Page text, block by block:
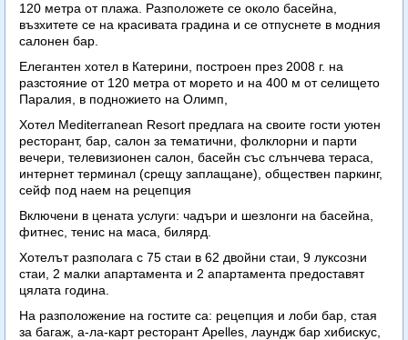
120 метра от плажа. Разположете се около басейна,
възхитете се на красивата градина и се отпуснете в модния
салонен бар.
Елегантен хотел в Катерини, построен през 2008 г. на
разстояние от 120 метра от морето и на 400 м от селището
Паралия, в подножието на Олимп,
Хотел Mediterranean Resort предлага на своите гости уютен
ресторант, бар, салон за тематични, фолклорни и парти
вечери, телевизионен салон, басейн със слънчева тераса,
интернет терминал (срещу заплащане), обществен паркинг,
сейф под наем на рецепция
Включени в цената услуги: чадъри и шезлонги на басейна,
фитнес, тенис на маса, билярд.
Хотелът разполага с 75 стаи в 62 двойни стаи, 9 луксозни
стаи, 2 малки апартамента и 2 апартамента предоставят
цялата година.
На разположение на гостите са: рецепция и лоби бар, стая
за багаж, а-ла-карт ресторант Apelles, лаундж бар хибискус,